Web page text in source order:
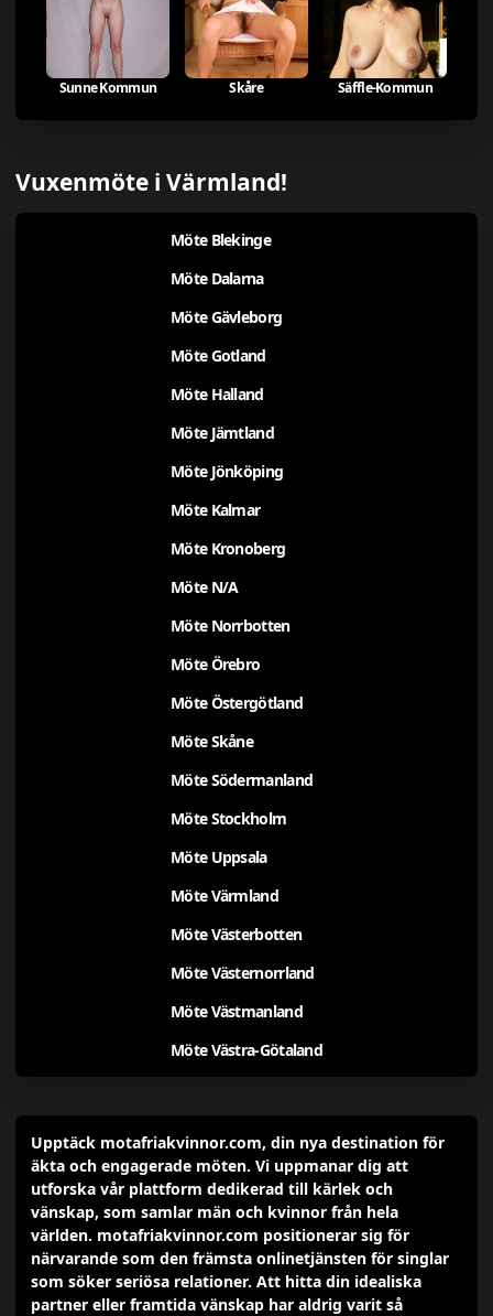
Sunne Kommun Skåre Säffle-Kommun
Vuxenmöte i Värmland!
Möte Blekinge
Möte Dalarna
Möte Gävleborg
Möte Gotland
Möte Halland
Möte Jämtland
Möte Jönköping
Möte Kalmar
Möte Kronoberg
Möte N/A
Möte Norrbotten
Möte Örebro
Möte Östergötland
Möte Skåne
Möte Södermanland
Möte Stockholm
Möte Uppsala
Möte Värmland
Möte Västerbotten
Möte Västernorrland
Möte Västmanland
Möte Västra-Götaland
Upptäck motafriakvinnor.com, din nya destination för
äkta och engagerade möten. Vi uppmanar dig att
utforska vår plattform dedikerad till kärlek och
vänskap, som samlar män och kvinnor från hela
världen. motafriakvinnor.com positionerar sig för
närvarande som den främsta onlinetjänsten för singlar
som söker seriösa relationer. Att hitta din idealiska
partner eller framtida vänskap har aldrig varit så